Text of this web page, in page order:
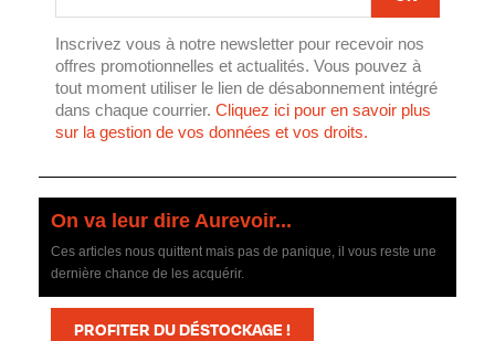
Inscrivez vous à notre newsletter pour recevoir nos
offres promotionnelles et actualités. Vous pouvez à
tout moment utiliser le lien de désabonnement intégré
dans chaque courrier. Cliquez ici pour en savoir plus
sur la gestion de vos données et vos droits.
On va leur dire Aurevoir...
Ces articles nous quittent mais pas de panique, il vous reste une
dernière chance de les acquérir.
PROFITER DU DÉSTOCKAGE !